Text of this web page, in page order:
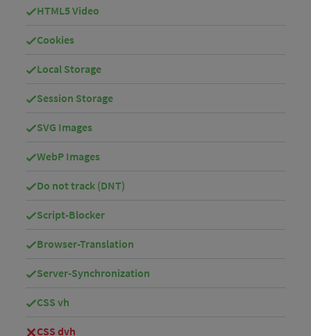
HTML5 Video
Cookies
Local Storage
Session Storage
SVG Images
WebP Images
Do not track (DNT)
Script-Blocker
Browser-Translation
Server-Synchronization
CSS vh
CSS dvh